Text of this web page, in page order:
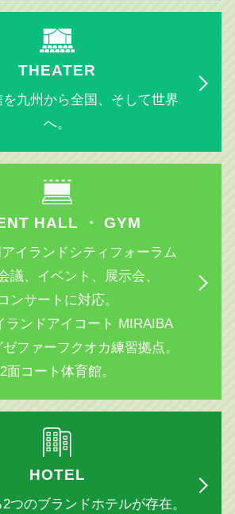
THEATER
九州から全国、そして世界
へ。
HALL ・ GYM
イランドシティフォーラム
議、イベント、展示会、
ンサートに対応。
ランドアイコート MIRAIBA
ファーフクオカ練習拠点。
2面コート体育館。
HOTEL
つのブランドホテルが存在。